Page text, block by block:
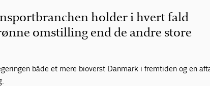
holder i hvert fald
omstilling end de andre store
både et mere bioverst Danmark i fremtiden og en